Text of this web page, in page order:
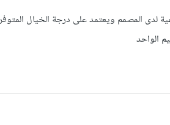
لدى المصمم ويعتمد على درجة الخيال
الواحد